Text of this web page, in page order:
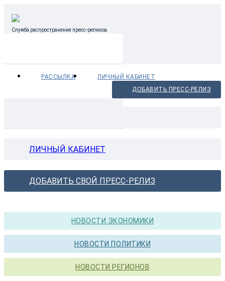
Служба распространения пресс-релизов
РАССЫЛКА
ЛИЧНЫЙ КАБИНЕТ
ДОБАВИТЬ ПРЕСС-РЕЛИЗ
ЛИЧНЫЙ КАБИНЕТ
ДОБАВИТЬ СВОЙ ПРЕСС-РЕЛИЗ
НОВОСТИ ЭКОНОМИКИ
НОВОСТИ ПОЛИТИКИ
НОВОСТИ РЕГИОНОВ